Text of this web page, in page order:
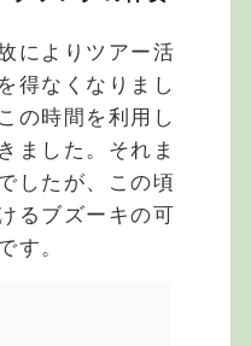
によりツアー活
得なくなりまし
の時間を利用し
ました。それま
したが、この頃
るブズーキの可
す。